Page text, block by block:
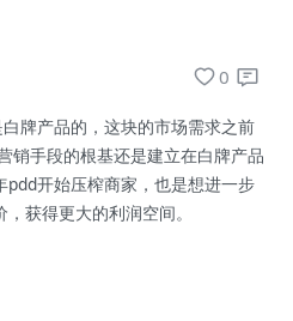
0
牌产品的，这块的市场需求之前
销手段的根基还是建立在白牌产品
pdd开始压榨商家，也是想进一步
获得更大的利润空间。